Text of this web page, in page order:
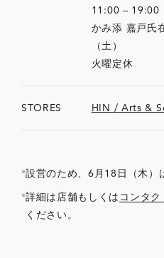
11:00 – 19:00
かみ添 嘉戸氏
（土）
火曜定休
STORES HIN / Arts &
設営のため、6月18日（木）
詳細は店舗もしくは コンタ
ください。